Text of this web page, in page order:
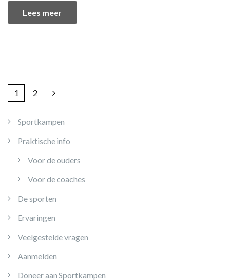
Lees meer
1 2
Sportkampen
Praktische info
Voor de ouders
Voor de coaches
De sporten
Ervaringen
Veelgestelde vragen
Aanmelden
Doneer aan Sportkampen